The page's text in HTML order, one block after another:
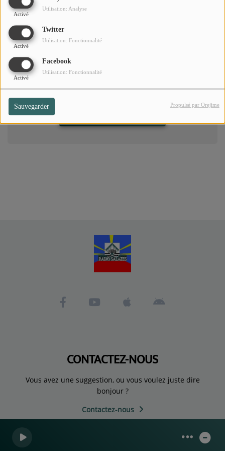
Activé
Utilisation: Analyse
Twitter
Activé
Utilisation: Fonctionnalité
Facebook
Activé
Utilisation: Fonctionnalité
Sauvegarder Propulsé par Orejime
Commentaires(0)
CONTACTEZ-NOUS
Vous avez une suggestion, ou vous voulez juste dire
bonjour ?
Contactez-nous